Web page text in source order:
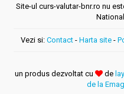
Site-ul curs-valutar-bnr.ro nu
Vezi si: Contact - Harta site -
un produs dezvoltat cu de
de la